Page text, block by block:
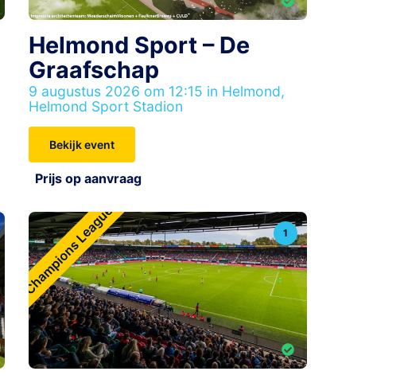
Helmond Sport – De
Graafschap
9 augustus 2026 om 12:15 in Helmond,
Helmond Sport Stadion
Bekijk event
Prijs op aanvraag
Champions League 1